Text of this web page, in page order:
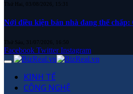
Thứ Hai, 03/08/2026, 15:31
Nới điều kiện bán nhà đang thế chấp:
Thứ Sáu, 31/07/2026, 16:50
Facebook Twitter Instagram
KINH TẾ
CÔNG NGHỆ